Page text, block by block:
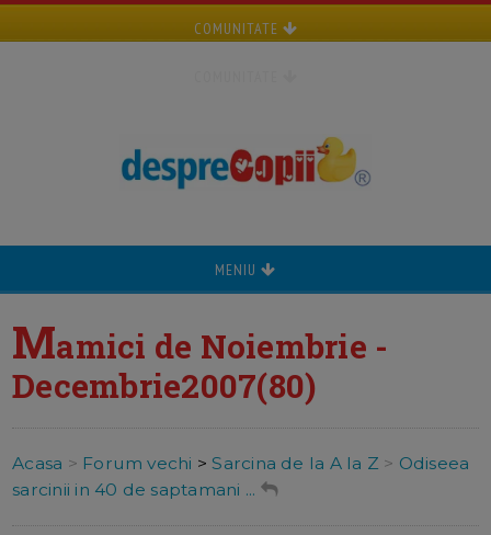
COMUNITATE
MENIU
Mamici de Noiembrie -
Decembrie2007(80)
Acasa > Forum vechi >Sarcina de la A la Z > Odiseea
sarcinii in 40 de saptamani ...